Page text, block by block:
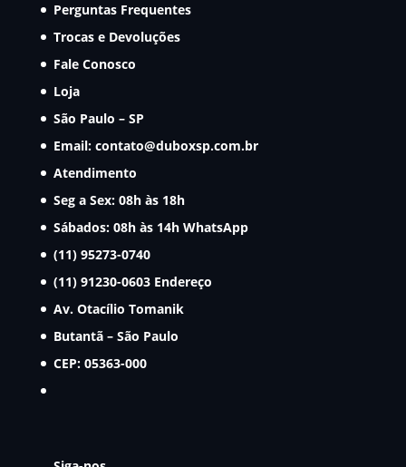
Perguntas Frequentes
Trocas e Devoluções
Fale Conosco
Loja
São Paulo – SP
Email: contato@duboxsp.com.br
Atendimento
Seg a Sex: 08h às 18h
Sábados: 08h às 14h WhatsApp
(11) 95273-0740
(11) 91230-0603 Endereço
Av. Otacílio Tomanik
Butantã – São Paulo
CEP: 05363-000